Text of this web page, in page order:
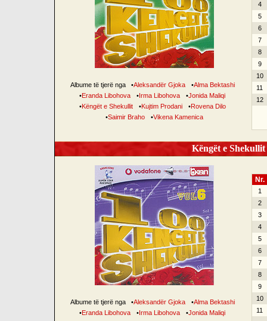
Albume të tjerë nga •Aleksandër Gjoka •Alma Bektashi
•Eranda Libohova •Irma Libohova •Jonida Maliqi
•Këngët e Shekullit •Kujtim Prodani •Rovena Dilo
•Saimir Braho •Vikena Kamenica
4
5
6
7
8
9
10
11
12
Këngët e
Albume të tjerë nga •Aleksandër Gjoka •Alma Bektashi
•Eranda Libohova •Irma Libohova •Jonida Maliqi
Nr.
1
2
3
4
5
6
7
8
9
10
11